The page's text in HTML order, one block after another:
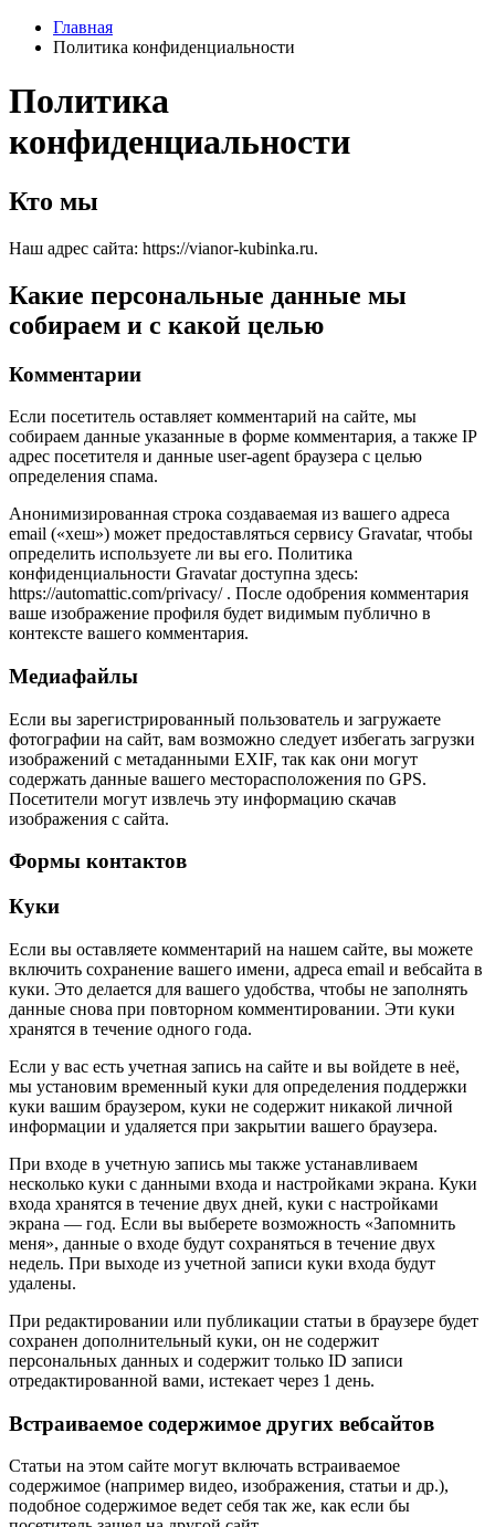
Главная
Политика конфиденциальности
Политика
конфиденциальности
Кто мы
Наш адрес сайта: https://vianor-kubinka.ru.
Какие персональные данные мы
собираем и с какой целью
Комментарии
Если посетитель оставляет комментарий на сайте, мы
собираем данные указанные в форме комментария, а также IP
адрес посетителя и данные user-agent браузера с целью
определения спама.
Анонимизированная строка создаваемая из вашего адреса
email («хеш») может предоставляться сервису Gravatar, чтобы
определить используете ли вы его. Политика
конфиденциальности Gravatar доступна здесь:
https://automattic.com/privacy/ . После одобрения комментария
ваше изображение профиля будет видимым публично в
контексте вашего комментария.
Медиафайлы
Если вы зарегистрированный пользователь и загружаете
фотографии на сайт, вам возможно следует избегать загрузки
изображений с метаданными EXIF, так как они могут
содержать данные вашего месторасположения по GPS.
Посетители могут извлечь эту информацию скачав
изображения с сайта.
Формы контактов
Куки
Если вы оставляете комментарий на нашем сайте, вы можете
включить сохранение вашего имени, адреса email и вебсайта в
куки. Это делается для вашего удобства, чтобы не заполнять
данные снова при повторном комментировании. Эти куки
хранятся в течение одного года.
Если у вас есть учетная запись на сайте и вы войдете в неё,
мы установим временный куки для определения поддержки
куки вашим браузером, куки не содержит никакой личной
информации и удаляется при закрытии вашего браузера.
При входе в учетную запись мы также устанавливаем
несколько куки с данными входа и настройками экрана. Куки
входа хранятся в течение двух дней, куки с настройками
экрана — год. Если вы выберете возможность «Запомнить
меня», данные о входе будут сохраняться в течение двух
недель. При выходе из учетной записи куки входа будут
удалены.
При редактировании или публикации статьи в браузере будет
сохранен дополнительный куки, он не содержит
персональных данных и содержит только ID записи
отредактированной вами, истекает через 1 день.
Встраиваемое содержимое других вебсайтов
Статьи на этом сайте могут включать встраиваемое
содержимое (например видео, изображения, статьи и др.),
подобное содержимое ведет себя так же, как если бы